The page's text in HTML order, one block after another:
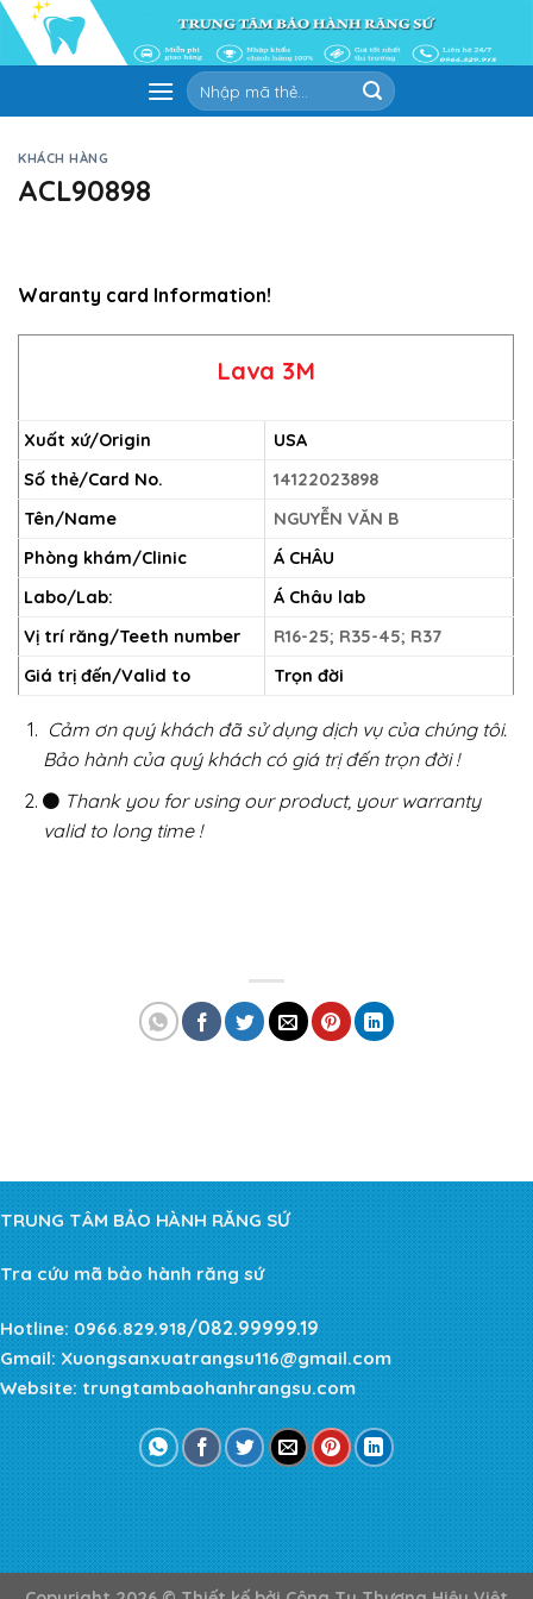
Skip
content
Tìm
kiếm:
KHÁCH HÀNG
ACL90898
Waranty card Information!
Lava 3M
Xuất xứ/Origin
USA
Số thẻ/Card No.
14122023898
Tên/Name
NGUYỄN VĂN B
Phòng khám/Clinic
Á CHÂU
Labo/Lab:
Á Châu lab
Vị trí răng/Teeth number
R16-25; R35-45; R37
Giá trị đến/Valid to
Trọn đời
Cảm ơn quý khách đã sử dụng dịch vụ của chúng tôi.
Bảo hành của quý khách có giá trị đến trọn đời !
Thank you for using our product, your warranty
valid to long time !
TRUNG TÂM BẢO HÀNH RĂNG SỨ
Tra cứu mã bảo hành răng sứ
Hotline: 0966.829.918/082.99999.19
Gmail: Xuongsanxuatrangsu116@gmail.com
Website: trungtambaohanhrangsu.com